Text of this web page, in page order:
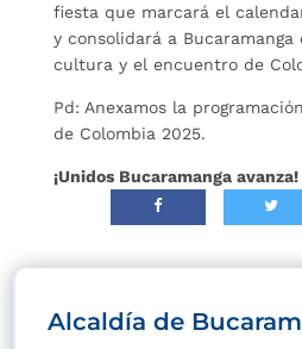
fiesta que marcará el
y consolidará a
cultura y el encuentro de
Pd: Anexamos la
de Colombia 2025.
¡Unidos Bucaramanga avanza!
Alcaldía de